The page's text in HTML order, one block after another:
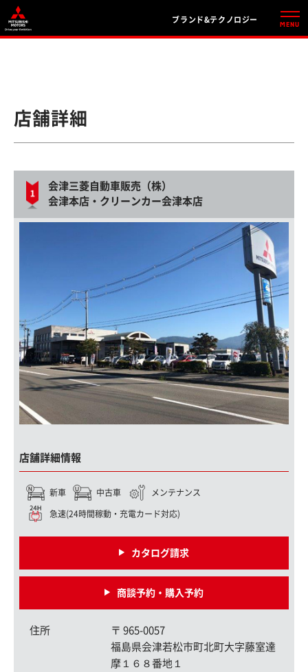
ブランド&テクノロジー
店舗詳細
会津三菱自動車販売（株）
会津本店・クリーンカー会津本店
店舗詳細情報
新車 中古車 メンテナンス
急速(24時間稼動・充電カード対応)
カタログ請求
商談予約・購入予約
住所 〒 965-0057
福島県会津若松市町北町大字藤室達
摩１６８番地１